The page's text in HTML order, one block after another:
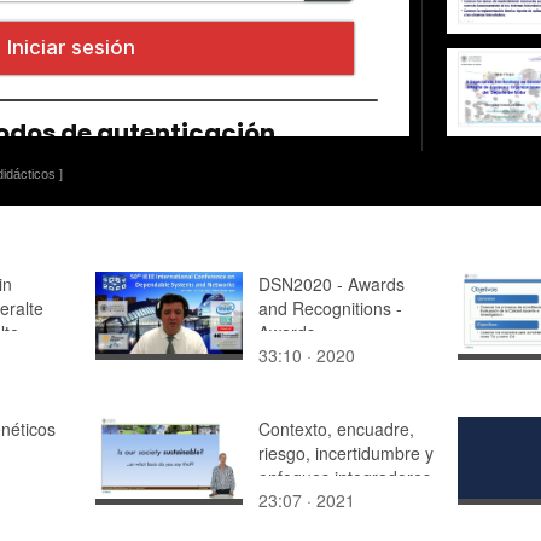
]
DSN2020 - Awards
and Recognitions -
Awards
Announcement and
33:10 · 2020
Contexto, encuadre,
riesgo, incertidumbre y
enfoques integradores
para problemas
23:07 · 2021